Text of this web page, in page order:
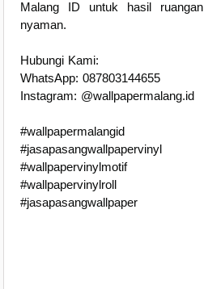
Malang ID untuk hasil
nyaman.
Hubungi Kami:
WhatsApp: 087803144655
Instagram: @wallpapermalang.id
#wallpapermalangid
#jasapasangwallpapervinyl
#wallpapervinylmotif
#wallpapervinylroll
#jasapasangwallpaper